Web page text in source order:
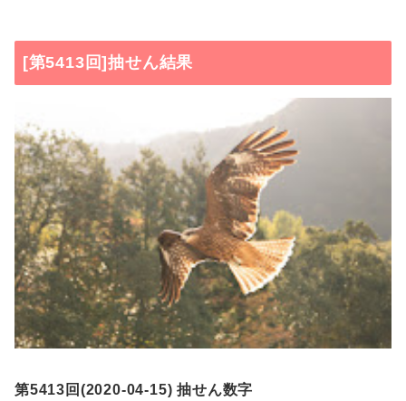
[第5413回]抽せん結果
第5413回(2020-04-15) 抽せん数字